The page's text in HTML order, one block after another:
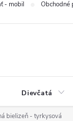
- mobil Obchodné
Dievčatá
bielizeň - tyrkysová